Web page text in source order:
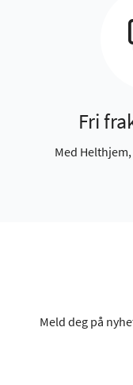
Fri
Med
Meld deg på